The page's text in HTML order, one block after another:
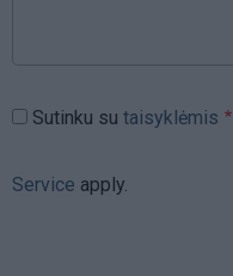
Sutinku su taisyklėmis
Service apply.